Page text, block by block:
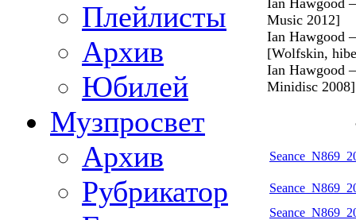
Плейлисты
Архив
Юбилей
Музпросвет
Архив
Рубрикатор
Music 2012]
Ian Hawgood
[Wolfskin,
Ian Hawgood
Minidisc 2008]